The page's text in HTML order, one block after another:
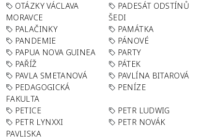
OTÁZKY VÁCLAVA
MORAVCE
PADESÁT ODSTÍNŮ
ŠEDI
PALAČINKY
PAMÁTKA
PANDEMIE
PÁNOVÉ
PAPUA NOVA GUINEA
PARTY
PAŘÍŽ
PÁTEK
PAVLA SMETANOVÁ
PAVLÍNA BITAROVÁ
PEDAGOGICKÁ
FAKULTA
PENÍZE
PETICE
PETR LUDWIG
PETR LYNXXI
PAVLISKA
PETR NOVÁK